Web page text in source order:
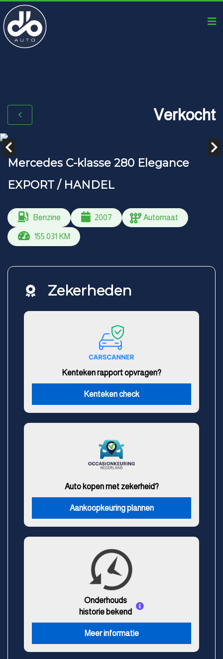
Verkocht
Mercedes C-klasse 280 Elegance
EXPORT / HANDEL
Benzine 2007 Automaat
155.031 KM
Zekerheden
Kenteken rapport opvragen?
Kenteken check
Auto kopen met zekerheid?
Aankoopkeuring plannen
Onderhouds
historie bekend
Meer informatie